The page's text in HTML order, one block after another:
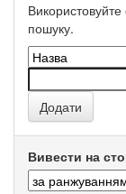
Використовуйте
пошуку.
Вивести на